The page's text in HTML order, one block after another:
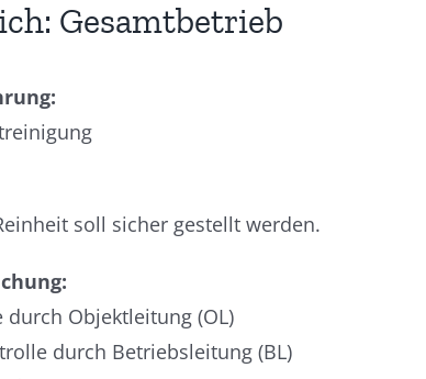
Gesamtbetrieb
soll sicher gestellt werden.
Objektleitung (OL)
durch Betriebsleitung (BL)